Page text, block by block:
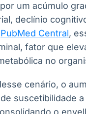
um acúmulo
declínio
PubMed Central,
fator que
no
cenário, o
suscetibilidade
o